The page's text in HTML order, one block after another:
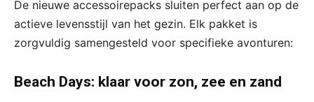
De nieuwe accessoirepacks sluiten perfect aan op de
actieve levensstijl van het gezin. Elk pakket is
zorgvuldig samengesteld voor specifieke avonturen:
Beach Days: klaar voor zon, zee en zand